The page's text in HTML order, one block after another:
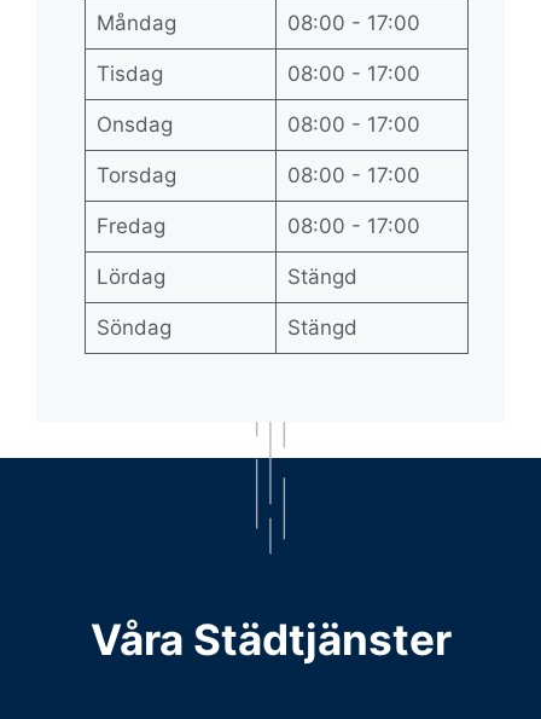
Måndag 08:00 - 17:00
Tisdag 08:00 - 17:00
Onsdag 08:00 - 17:00
Torsdag 08:00 - 17:00
Fredag 08:00 - 17:00
Lördag Stängd
Söndag Stängd
Våra Städtjänster